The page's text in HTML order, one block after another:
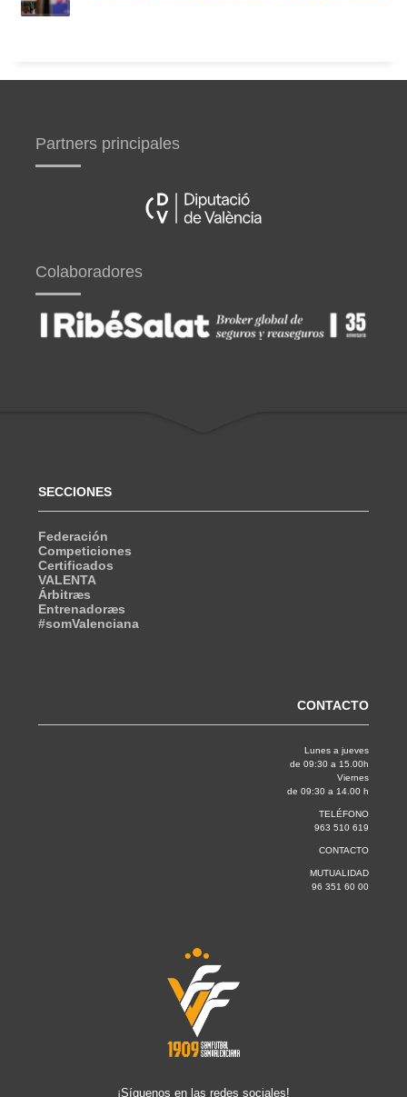
Partners principales
Colaboradores
SECCIONES
Federación
Competiciones
Certificados
VALENTA
Árbitræs
Entrenadoræs
#somValenciana
CONTACTO
Lunes a jueves
de 09:30 a 15.00h
Viernes
de 09:30 a 14.00 h
TELÉFONO
963 510 619
CONTACTO
MUTUALIDAD
96 351 60 00
¡Síguenos en las redes sociales!